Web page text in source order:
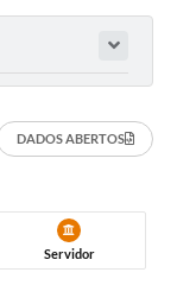
DADOS ABERTOS
Servidor